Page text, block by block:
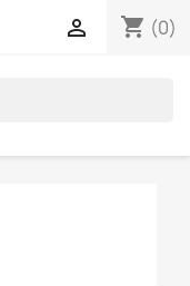
shopping_cart (0)
